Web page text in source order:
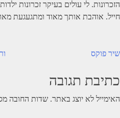
הזכרונות. לי עולים בעיקר זכרונות
חייל. אוהבת אותך מאוד ומתגעגעת
ניווט
שיר פוקס
כתיבת תגובה
האימייל לא יוצג באתר. שדות החובה